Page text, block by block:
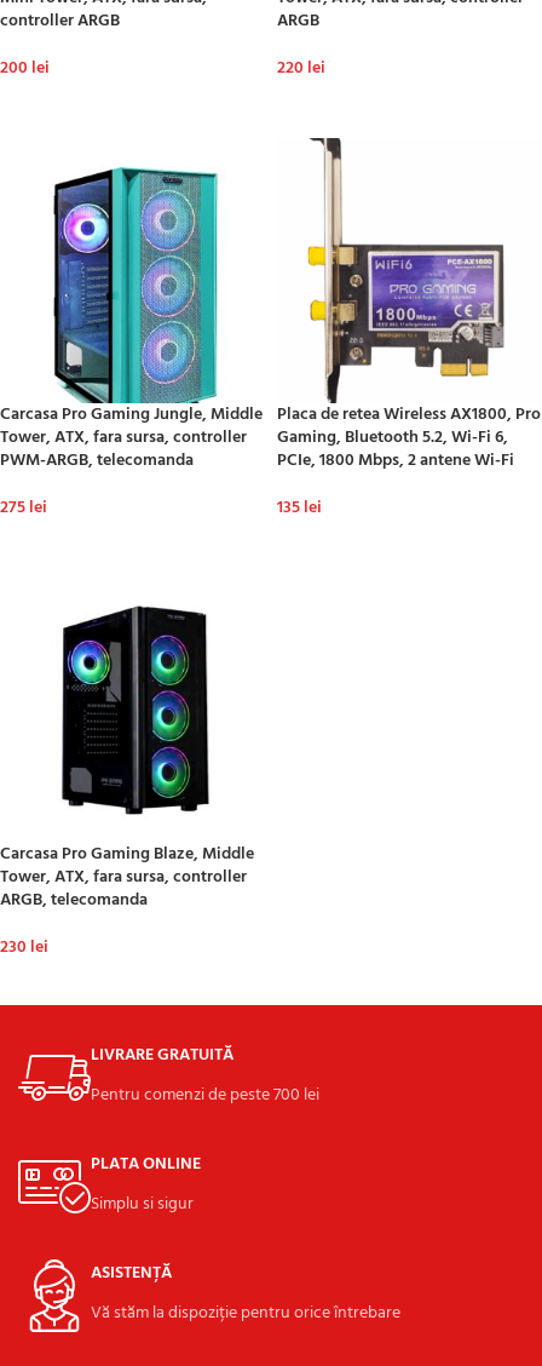
controller ARGB
200 lei
ARGB
220 lei
Carcasa Pro Gaming Jungle, Middle
Tower, ATX, fara sursa, controller
PWM-ARGB, telecomanda
275lei
Placa de retea Wireless AX1800, Pro
Gaming, Bluetooth 5.2, Wi-Fi 6,
PCIe, 1800 Mbps, 2 antene Wi-Fi
135lei
Carcasa Pro Gaming Blaze, Middle
Tower, ATX, fara sursa, controller
ARGB, telecomanda
230 lei
LIVRARE GRATUITĂ
Pentru comenzi de peste 700 lei
PLATA ONLINE
Simplu si sigur
ASISTENȚĂ
Vă stăm la dispoziție pentru orice întrebare